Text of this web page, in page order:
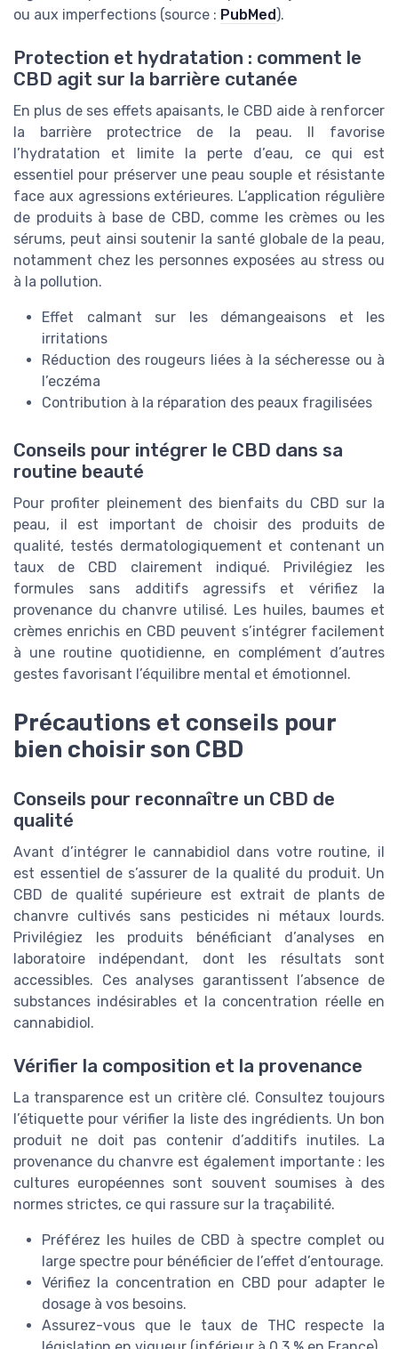
ou aux imperfections (source : PubMed).
Protection et hydratation : comment le
CBD agit sur la barrière cutanée
En plus de ses effets apaisants, le CBD aide à renforcer
la barrière protectrice de la peau. Il favorise
l’hydratation et limite la perte d’eau, ce qui est
essentiel pour préserver une peau souple et résistante
face aux agressions extérieures. L’application régulière
de produits à base de CBD, comme les crèmes ou les
sérums, peut ainsi soutenir la santé globale de la peau,
notamment chez les personnes exposées au stress ou
à la pollution.
Effet calmant sur les démangeaisons et les
irritations
Réduction des rougeurs liées à la sécheresse ou à
l’eczéma
Contribution à la réparation des peaux fragilisées
Conseils pour intégrer le CBD dans sa
routine beauté
Pour profiter pleinement des bienfaits du CBD sur la
peau, il est important de choisir des produits de
qualité, testés dermatologiquement et contenant un
taux de CBD clairement indiqué. Privilégiez les
formules sans additifs agressifs et vérifiez la
provenance du chanvre utilisé. Les huiles, baumes et
crèmes enrichis en CBD peuvent s’intégrer facilement
à une routine quotidienne, en complément d’autres
gestes favorisant l’équilibre mental et émotionnel.
Précautions et conseils pour
bien choisir son CBD
Conseils pour reconnaître un CBD de
qualité
Avant d’intégrer le cannabidiol dans votre routine, il
est essentiel de s’assurer de la qualité du produit. Un
CBD de qualité supérieure est extrait de plants de
chanvre cultivés sans pesticides ni métaux lourds.
Privilégiez les produits bénéficiant d’analyses en
laboratoire indépendant, dont les résultats sont
accessibles. Ces analyses garantissent l’absence de
substances indésirables et la concentration réelle en
cannabidiol.
Vérifier la composition et la provenance
La transparence est un critère clé. Consultez toujours
l’étiquette pour vérifier la liste des ingrédients. Un bon
produit ne doit pas contenir d’additifs inutiles. La
provenance du chanvre est également importante : les
cultures européennes sont souvent soumises à des
normes strictes, ce qui rassure sur la traçabilité.
Préférez les huiles de CBD à spectre complet ou
large spectre pour bénéficier de l’effet d’entourage.
Vérifiez la concentration en CBD pour adapter le
dosage à vos besoins.
Assurez-vous que le taux de THC respecte la